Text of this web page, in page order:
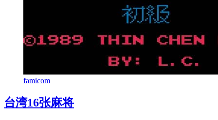
famicom
台湾16张麻将